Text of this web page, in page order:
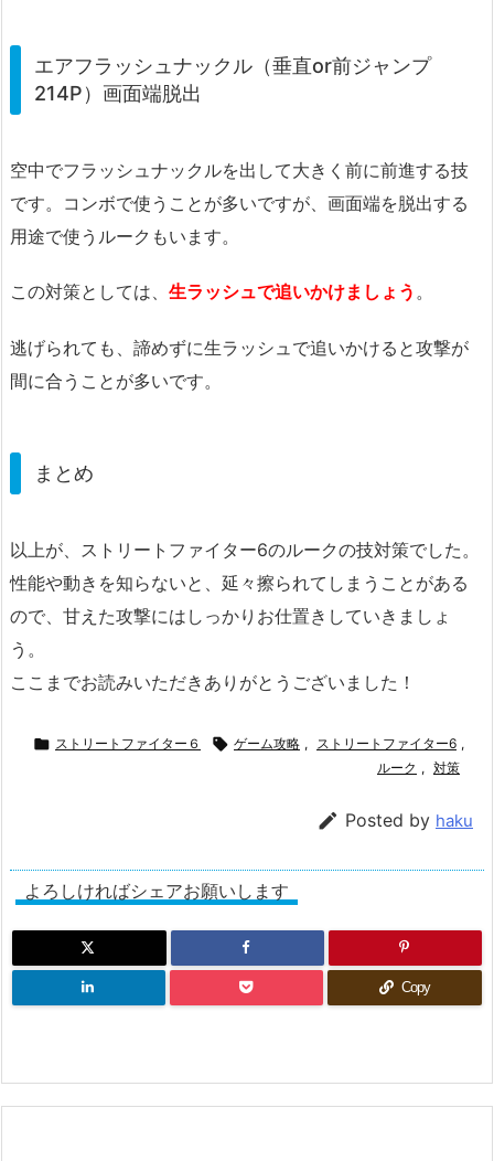
エアフラッシュナックル（垂直or前ジャンプ
214P）画面端脱出
空中でフラッシュナックルを出して大きく前に前進する技
です。コンボで使うことが多いですが、画面端を脱出する
用途で使うルークもいます。
この対策としては、 生ラッシュで追いかけましょう 。
逃げられても、諦めずに生ラッシュで追いかけると攻撃が
間に合うことが多いです。
まとめ
以上が、ストリートファイター6のルークの技対策でした。
性能や動きを知らないと、延々擦られてしまうことがある
ので、甘えた攻撃にはしっかりお仕置きしていきましょ
う。
ここまでお読みいただきありがとうございました！
 ストリートファイター６  ゲーム攻略 , ストリートファイター6 ,
ルーク , 対策
 Posted by haku
よろしければシェアお願いします
Copy